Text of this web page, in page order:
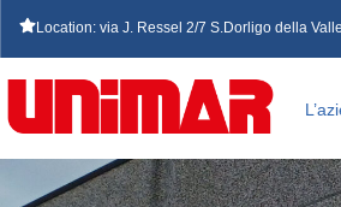
Location: via J. Ressel 2/7 S.Dorligo della